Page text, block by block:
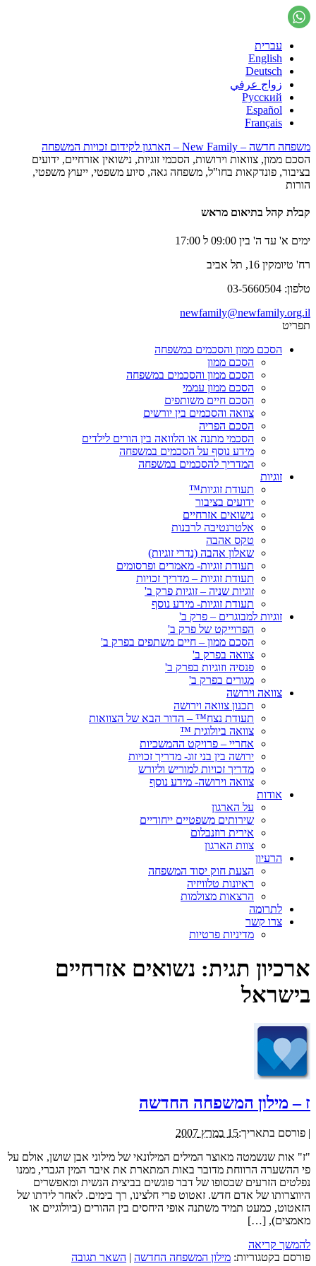
עברית
English
Deutsch
زواج عرفي
Русский
Español
Français
משפחה חדשה – New Family – הארגון לקידום זכויות המשפחה
הסכם ממון, צוואות וירושות, הסכמי זוגיות, נישואין אזרחיים, ידועים
בציבור, פונדקאות בחו"ל, משפחה גאה, סיוע משפטי, ייעוץ משפטי,
הורות
קבלת קהל בתיאום מראש
ימים א' עד ה' בין 09:00 ל 17:00
רח' טיומקין 16, תל אביב
טלפון: 03-5660504
newfamily@newfamily.org.il
תפריט
הסכם ממון והסכמים במשפחה
הסכם ממון
הסכם ממון והסכמים במשפחה
הסכם ממון עממי
הסכם חיים משותפים
צוואה והסכמים בין יורשים
הסכם הפריה
הסכמי מתנה או הלוואה בין הורים לילדים
מידע נוסף על הסכמים במשפחה
המדריך להסכמים במשפחה
זוגיות
תעודת זוגיות™
ידועים בציבור
נישואים אזרחיים
אלטרנטיבה לרבנות
טקס אהבה
שאלון אהבה (נדרי זוגיות)
תעודת זוגיות- מאמרים ופרסומים
תעודת זוגיות – מדריך זכויות
זוגיות שניה – זוגיות פרק ב'
תעודת זוגיות- מידע נוסף
זוגיות למבוגרים – פרק ב'
הפרוייקט של פרק ב'
הסכם ממון – חיים משתפים בפרק ב'
צוואה בפרק ב'
פנסיה וזוגיות בפרק ב'
מגורים בפרק ב'
צוואה וירושה
תכנון צוואה וירושה
תעודת נצח™ – הדור הבא של הצוואות
צוואה ביולוגית ™
אחריי – פרויקט ההמשכיות
ירושה בין בני זוג- מדריך זכויות
מדריך זכויות למוריש וליורש
צוואה וירושה- מידע נוסף
אודות
על הארגון
שירותים משפטיים ייחודיים
אירית רוזנבלום
צוות הארגון
הרעיון
הצעת חוק יסוד המשפחה
ראיונות טלוויזיה
הרצאות מצולמות
לתרומה
צרו קשר
מדיניות פרטיות
ארכיון תגית: נשואים אזרחיים
בישראל
ז – מילון המשפחה החדשה
| פורסם בתאריך:15 במרץ 2007
"ז" אות שנשמטה מאוצר המילים המילונאי של מילוני אבן שושן, אולם על
פי ההשערה הרווחת מדובר באות המתארת את איבר המין הגברי, ממנו
נפלטים הזרעים שבסופו של דבר פוגשים בביצית הנשית ומאפשרים
היווצרותו של אדם חדש. זאטוט פרי חלצינו, רך בימים. לאחר לידתו של
הזאטוט, כמעט תמיד משתנה אופי היחסים בין ההורים (ביולוגיים או
מאמצים), […]
להמשך קריאה
פורסם בקטגוריות: מילון המשפחה החדשה | השאר תגובה